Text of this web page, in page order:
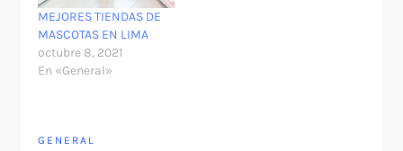
MEJORES TIENDAS DE
MASCOTAS EN LIMA
octubre 8, 2021
En «General»
GENERAL